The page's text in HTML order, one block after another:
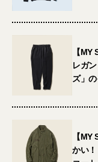
【
レガ
ズ」
【
かい